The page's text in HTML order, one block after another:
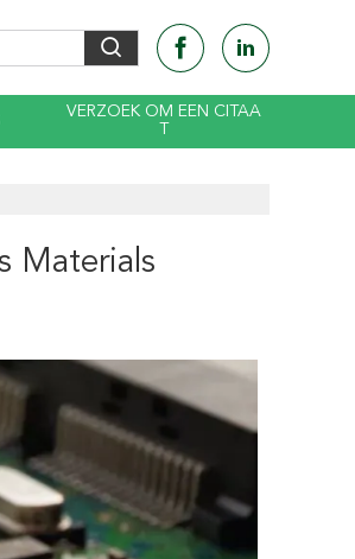
VERZOEK OM EEN CITAA
Materials